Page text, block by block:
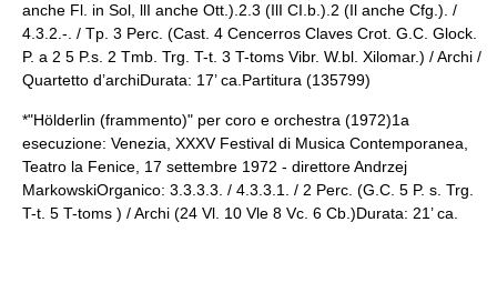
anche Fl. in Sol, llI anche Ott.).2.3 (IlI CI.b.).2 (Il anche Cfg.). /
4.3.2.-. / Tp. 3 Perc. (Cast. 4 Cencerros Claves Crot. G.C. Glock.
P. a 2 5 P.s. 2 Tmb. Trg. T-t. 3 T-toms Vibr. W.bl. Xilomar.) / Archi /
Quartetto d’archiDurata: 17’ ca.Partitura (135799)
*"Hölderlin (frammento)" per coro e orchestra (1972)1a
esecuzione: Venezia, XXXV Festival di Musica Contemporanea,
Teatro la Fenice , 17 settembre 1972 - direttore Andrzej
MarkowskiOrganico: 3.3.3.3. / 4.3.3.1. / 2 Perc. (G.C. 5 P. s. Trg.
T-t. 5 T-toms ) / Archi (24 Vl. 10 Vle 8 Vc. 6 Cb.)Durata: 21’ ca.